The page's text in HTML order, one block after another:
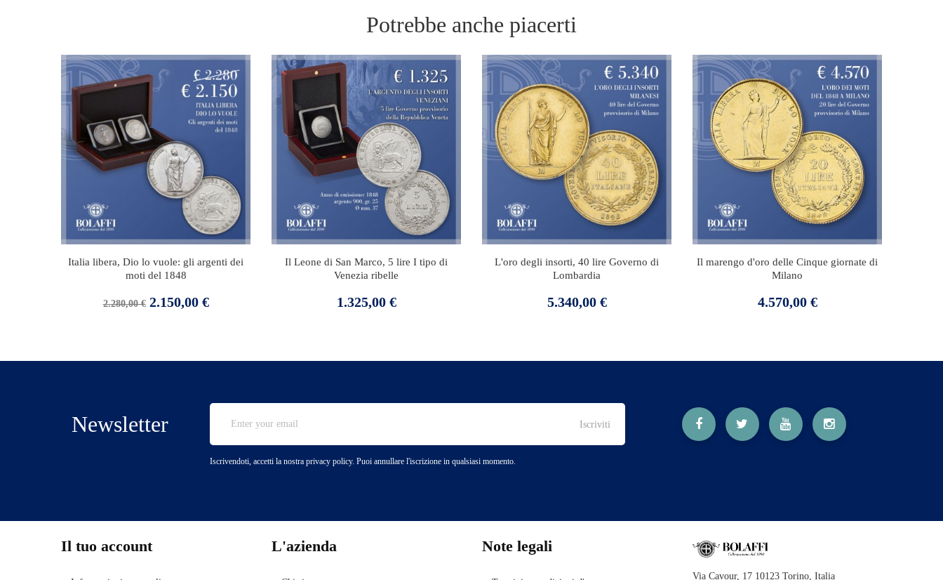
Potrebbe anche piacerti
Italia libera, Dio lo vuole: gli argenti dei
moti del 1848
Prezzo
2.280,00 € Prezzo
2.150,00 €
Il Leone di San Marco, 5 lire I tipo di
Venezia ribelle
Prezzo
1.325,00 €
L'oro degli insorti, 40 lire Governo di
Lombardia
Prezzo
5.340,00 €
Il marengo d'oro delle Cinque giornate di
Milano
Prezzo
4.570,00 €
Newsletter
Iscrivendoti, accetti la nostra privacy policy. Puoi annullare l'iscrizione in qualsiasi momento.
Il tuo account L'azienda Note legali
Via Cavour, 17 10123 Torino, Italia